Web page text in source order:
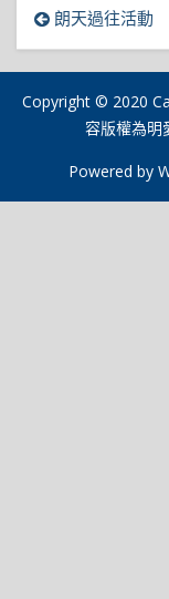
文
章
導
朗天過往活動
Copyright © 2020
容版權為明
Powered by